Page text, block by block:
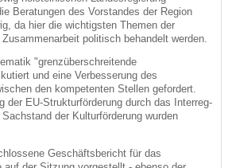
Beratungen des Vorstandes der Region
da hier die wichtigsten Themen der
politisch behandelt werden.
"grenzüberschreitende
und eine Verbesserung des
den kompetenten Stellen gefordert.
der EU-Strukturförderung durch das Interreg-
der Kulturförderung wurden
Geschäftsbericht für das